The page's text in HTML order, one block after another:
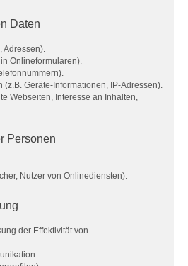
Daten
Adressen).
Onlineformularen).
(z.B. Geräte-Informationen, IP-Adressen).
Webseiten, Interesse an Inhalten,
Personen
Nutzer von Onlinediensten).
der Effektivität von